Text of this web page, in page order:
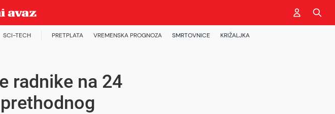
SCI-TECH PRETPLATA VREMENSKA PROGNOZA SMRTOVNICE KRIŽALJKA
radnike na 24